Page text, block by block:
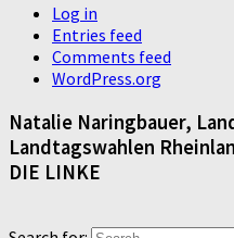
Log in
Entries feed
Comments feed
WordPress.org
Natalie Naringbauer,
Landtagswahlen
DIE LINKE